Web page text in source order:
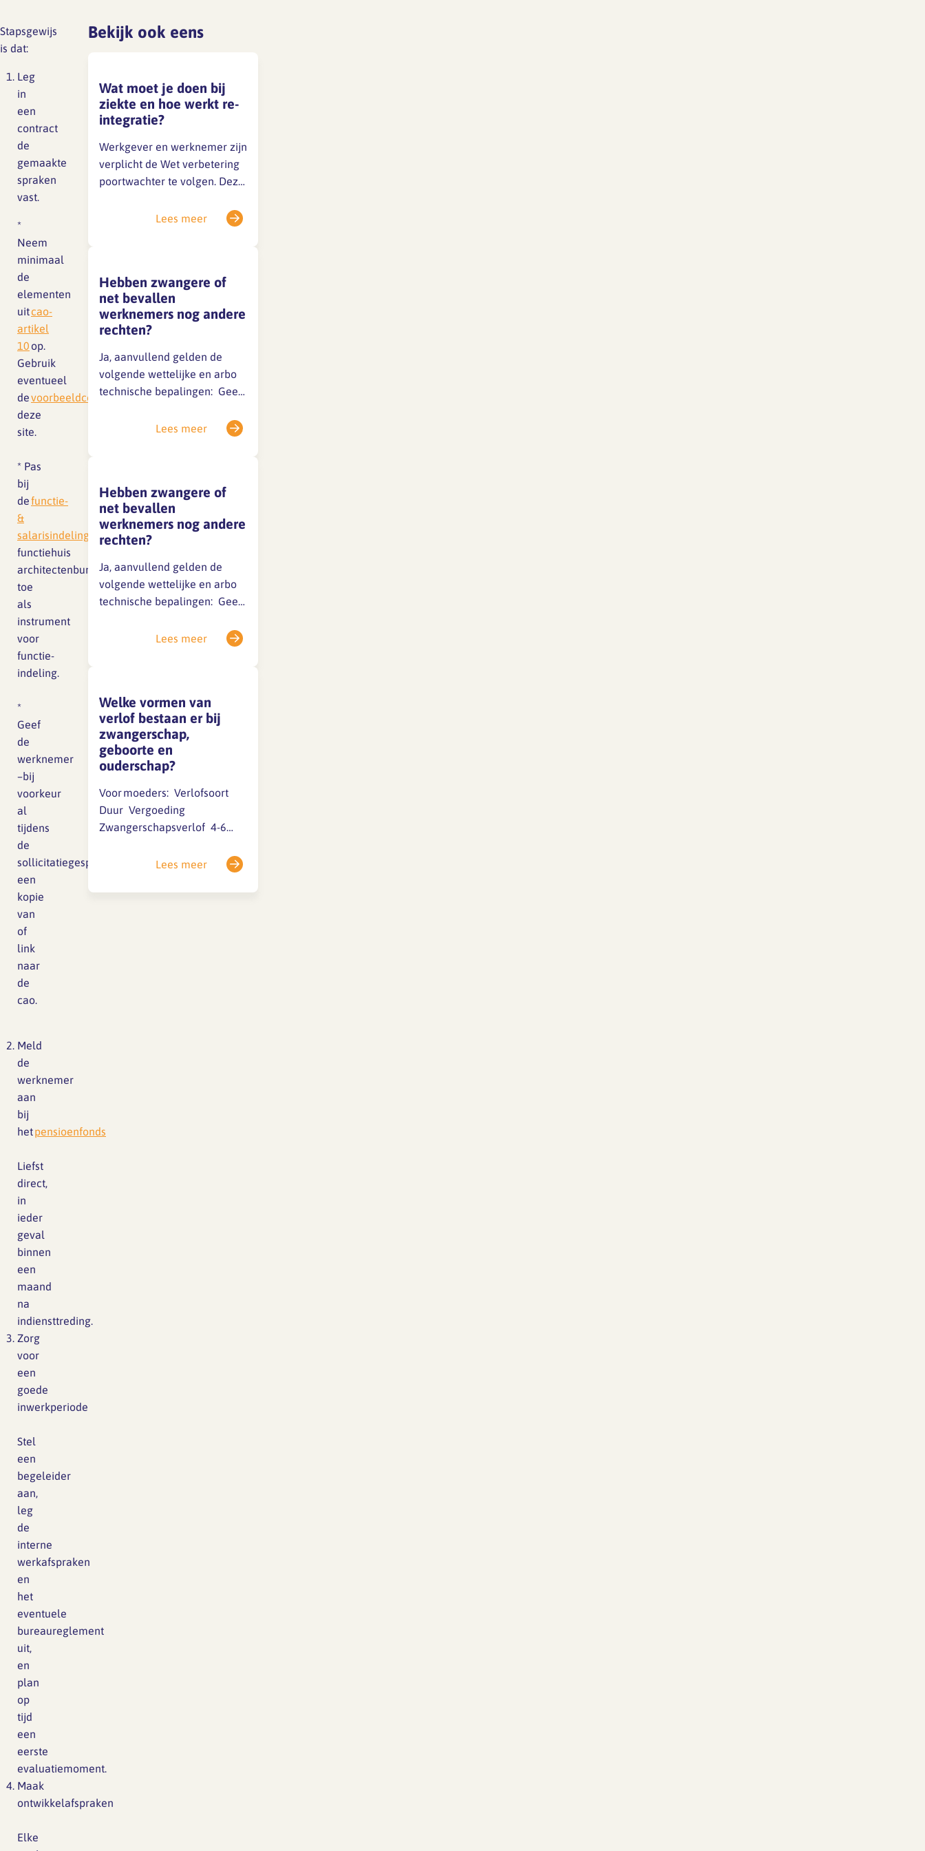
Branche analyse en
Rapport Arbeidszaken 2025
Rapport Arbeidszaken 2024
Rapport Arbeidszaken 2023
Jaarrapportage
Ontwerpsector 2025
Media en magazine
SFA magazine The Human
Factor
Boekentips
Podcasttips
Gedragscode
Vertrouwenspersoon
Handreikingen
Kantooromgeving
Maatregelen
Stapsgewijs
is dat:
Leg
in
een
contract
de
gemaakte
spraken
vast.
*
Neem
minimaal
de
elementen
uitcao-
artikel
10 op.
Gebruik
eventueel
devoorbeeldcontractenop
deze
site.
* Pas
bij
defunctie-
&
salarisindeling
het
functiehuis
architectenbureaus
toe
als
instrument
voor
functie-
indeling.
*
Geef
de
werknemer
–bij
voorkeur
al
tijdens
de
sollicitatiegesprekken-
een
kopie
van
of
link
naar
de
cao.
Meld
de
werknemer
aan
bij
hetpensioenfonds
Liefst
direct,
in
ieder
geval
binnen
een
maand
na
indiensttreding.
Zorg
voor
een
goede
inwerkperiode
Stel
een
begeleider
aan,
leg
de
interne
werkafspraken
en
het
eventuele
bureaureglement
uit,
en
plan
op
tijd
een
eerste
evaluatiemoment.
Maak
ontwikkelafspraken
Elke
Bekijk ook eens
Wat moet je doen bij
ziekte en hoe werkt re-
integratie?
Werkgever en werknemer zijn
verplicht de Wet verbetering
poortwachter te volgen. Deze
verzuim te voorkomen en om
aan het werk te krijgen. Dit
heet re-integratie.
Ziekmelding en begeleiding
Bij ziekte meldt de
werknemer…
Lees meer
Hebben zwangere of
net bevallen
werknemers nog andere
rechten?
Ja, aanvullend gelden de
volgende wettelijke en arbo
technische bepalingen: Geen
overwerk Recht op extra
per dag, max. 1/4 van
werktijd) Recht op
loondoorbetaling bij
zwangerschapsonderzoeken
Recht op aanpassing van
werkzaamheden als de
veiligheid of…
Lees meer
Hebben zwangere of
net bevallen
werknemers nog andere
rechten?
Ja, aanvullend gelden de
volgende wettelijke en arbo
technische bepalingen: Geen
overwerk Recht op extra
per dag, max. 1/4 van
werktijd) Recht op
loondoorbetaling bij
zwangerschapsonderzoeken…
Lees meer
Welke vormen van
verlof bestaan er bij
zwangerschap,
geboorte en
ouderschap?
Voor moeders: Verlofsoort
Duur Vergoeding
Zwangerschapsverlof 4-6
datum 100% via UWV
weken na de bevalling 100%
Lees meer